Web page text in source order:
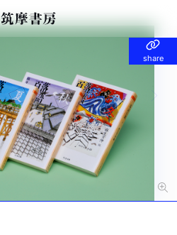
share
share